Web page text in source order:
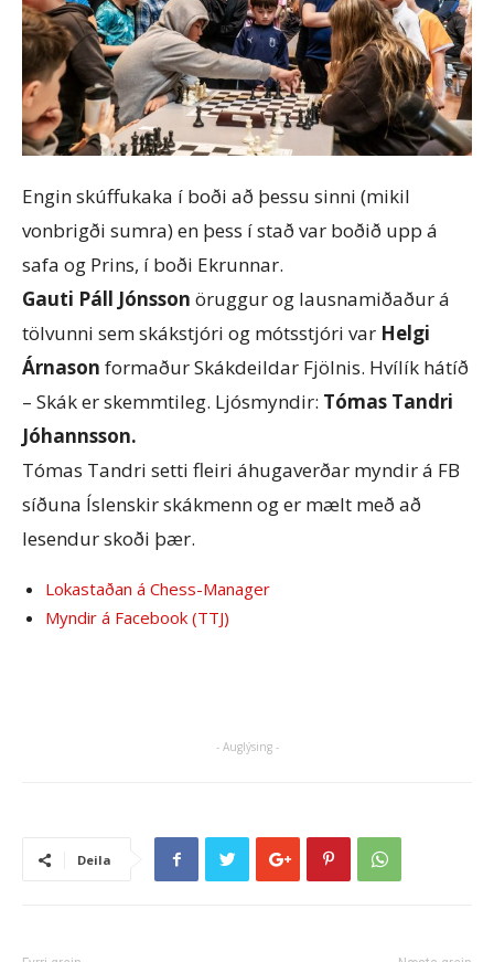
Engin skúffukaka í boði að þessu sinni (mikil
vonbrigði sumra) en þess í stað var boðið upp á
safa og Prins, í boði Ekrunnar.
Gauti Páll Jónsson öruggur og lausnamiðaður á
tölvunni sem skákstjóri og mótsstjóri var Helgi
Árnason formaður Skákdeildar Fjölnis. Hvílík hátíð
– Skák er skemmtileg. Ljósmyndir: Tómas Tandri
Jóhannsson.
Tómas Tandri setti fleiri áhugaverðar myndir á FB
síðuna Íslenskir skákmenn og er mælt með að
lesendur skoði þær.
Lokastaðan á Chess-Manager
Myndir á Facebook (TTJ)
- Auglýsing -
Deila